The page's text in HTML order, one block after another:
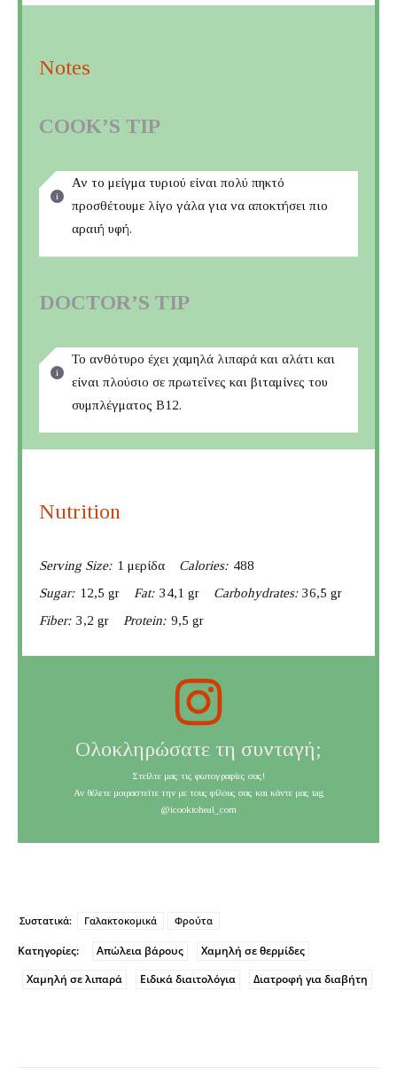
Notes
COOK’S TIP
Αν το μείγμα τυριού είναι πολύ πηκτό
προσθέτουμε λίγο γάλα για να αποκτήσει πιο
αραιή υφή.
DOCTOR’S TIP
Το ανθότυρο έχει χαμηλά λιπαρά και αλάτι και
είναι πλούσιο σε πρωτεΐνες και βιταμίνες του
συμπλέγματος Β12.
Nutrition
Serving Size: 1 μερίδα Calories: 488
Sugar: 12,5 gr Fat: 34,1 gr Carbohydrates: 36,5 gr
Fiber: 3,2 gr Protein: 9,5 gr
Ολοκληρώσατε τη συνταγή;
Στείλτε μας τις φωτογραφίες σας!
Αν θέλετε μοιραστείτε την με τους φίλους σας και κάντε μας tag
@icooktoheal_com
Συστατικά: Γαλακτοκομικά Φρούτα
Κατηγορίες: Απώλεια βάρους
Χαμηλή σε θερμίδες
Χαμηλή σε λιπαρά
Ειδικά διαιτολόγια Διατροφή για διαβήτη